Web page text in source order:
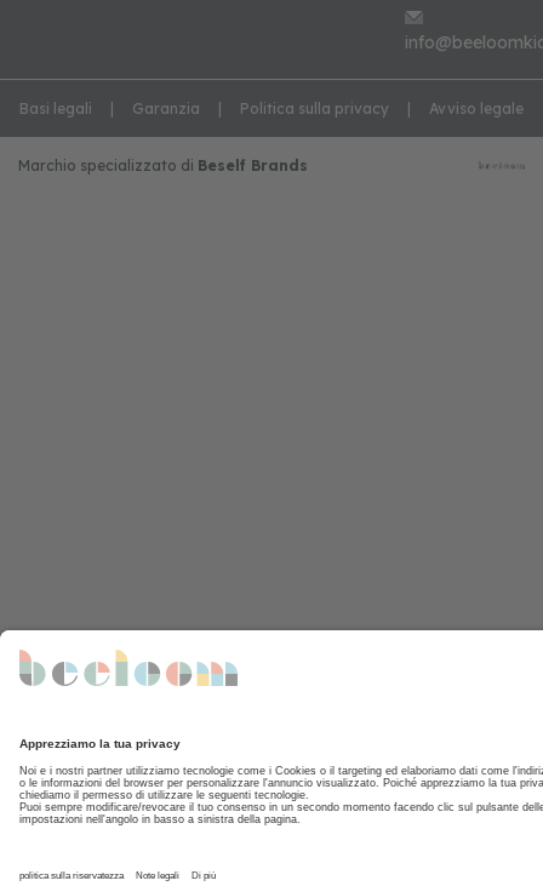
Basi legali Garanzia Politica sulla privacy Avviso legale
Marchio specializzato di Beself Brands